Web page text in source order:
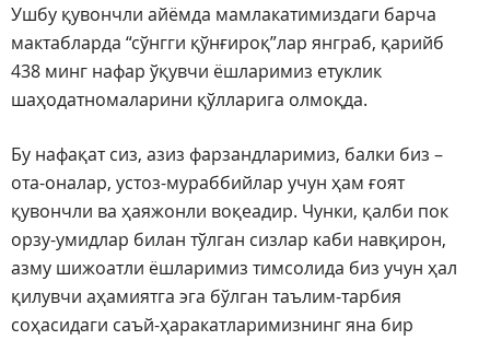
Ушбу қувончли айёмда мамлакатимиздаги барча
мактабларда “сўнгги қўнғироқ”лар янграб, қарийб
438 минг нафар ўқувчи ёшларимиз етуклик
шаҳодатномаларини қўлларига олмоқда.
Бу нафақат сиз, азиз фарзандларимиз, балки биз –
ота-оналар, устоз-мураббийлар учун ҳам ғоят
қувончли ва ҳаяжонли воқеадир. Чунки, қалби пок
орзу-умидлар билан тўлган сизлар каби навқирон,
азму шижоатли ёшларимиз тимсолида биз учун ҳал
қилувчи аҳамиятга эга бўлган таълим-тарбия
соҳасидаги саъй-ҳаракатларимизнинг яна бир